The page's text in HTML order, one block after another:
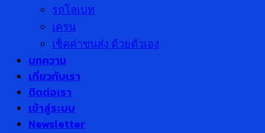
รถโลเบท
เครน
เช็คค่าขนส่ง ด้วยตัวเอง
บทความ
เกี่ยวกับเรา
ติดต่อเรา
เข้าสู่ระบบ
Newsletter